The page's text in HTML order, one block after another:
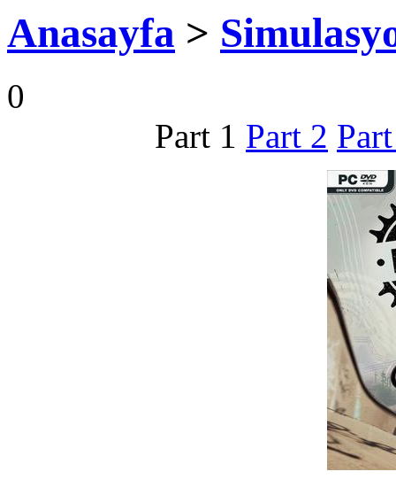
Anasayfa >
0
Part 1 Part 2